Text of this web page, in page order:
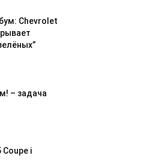
Chevrolet
– задача
і